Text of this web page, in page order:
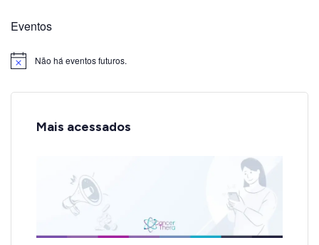
Eventos
Notice Não há eventos futuros.
Mais acessados